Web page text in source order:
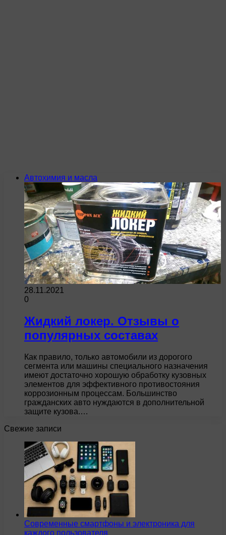
Автохимия и масла
28.11.2021
0
Жидкий локер. Отзывы о
популярных составах
Как правило, только автомобили из дорогого
сегмента или машины специального назначения
имеют достаточно хорошую обработку кузовных
элементов для эффективного противостояния
коррозионным процессам. Большинство
гражданских авто нуждаются в дополнительной
защите кузова.…
Свежие записи
Современные смартфоны и электроника для
каждого пользователя